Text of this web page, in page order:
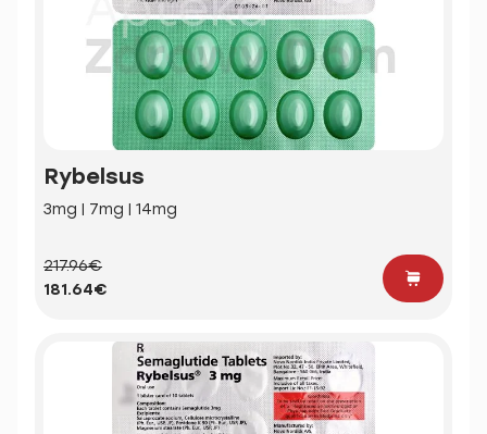
Rybelsus
3mg | 7mg | 14mg
217.96€
181.64€